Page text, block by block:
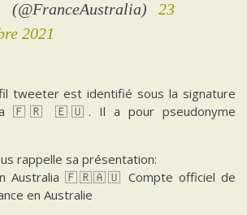
23
2021
tweeter est identifié sous la signature
🇫🇷 🇪🇺. Il a pour pseudonyme
rappelle sa présentation:
in Australia 🇫🇷🇦🇺 Compte officiel de
en Australie